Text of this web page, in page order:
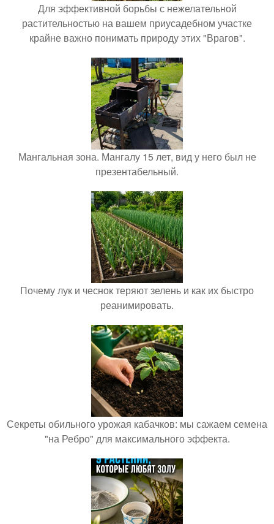
Для эффективной борьбы с нежелательной
растительностью на вашем приусадебном участке
крайне важно понимать природу этих "Врагов".
Мангальная зона. Мангалу 15 лет, вид у него был не
презентабельный.
Почему лук и чеснок теряют зелень и как их быстро
реанимировать.
Секреты обильного урожая кабачков: мы сажаем семена
"на Ребро" для максимального эффекта.